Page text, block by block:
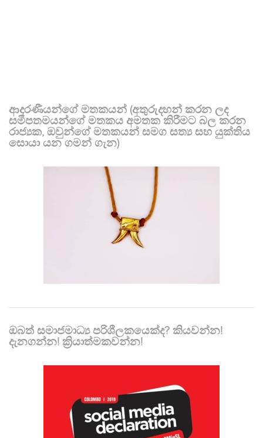
ආදරණීයන්ගේ මතකයන් (අතුරුදහන් කරන ලද
සමීපතමයන්ගේ මතකය අමතක කිරීමට බල කරන
රාජ්‍යක, ඔවුන්ගේ මතකයන් සමග සත්‍ය සහ යුක්තිය
සොයා යන ගමන් ගැන)
ඔබත් සමාජමාධ්‍ය පරිශීලකයෙක්ද? කියවන්න!
දැනගන්න! ක්‍රියාත්මකවන්න!